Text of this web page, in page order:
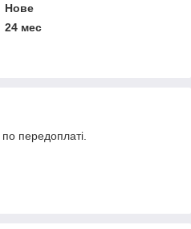
Нове
24 мес
передоплаті.